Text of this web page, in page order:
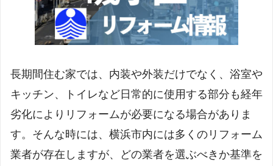
長期間住む家では、内装や外装だけでなく、浴室や
キッチン、トイレなど日常的に使用する部分も経年
劣化によりリフォームが必要になる場合がありま
す。そんな時には、横浜市内には多くのリフォーム
業者が存在しますが、どの業者を選ぶべきか基準を